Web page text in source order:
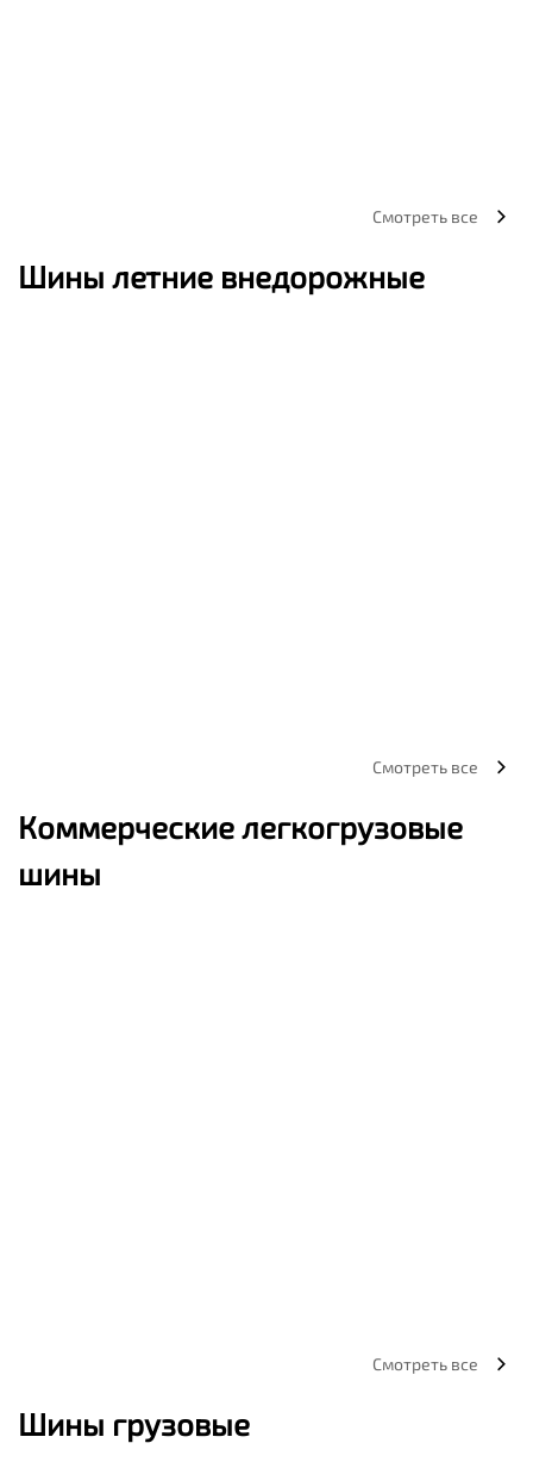
Смотреть все
Шины летние внедорожные
Смотреть все
Коммерческие легкогрузовые
шины
Смотреть все
Шины грузовые